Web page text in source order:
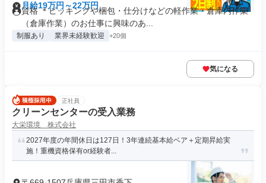
月給19万円～22万円
資格 ＊ピッキングや梱包・仕分けなどの軽作業・倉庫内作業
（倉庫作業）のお仕事に興味のあ...
制服あり 業界未経験歓迎 +20個
気になる
正社員
クリーンセンターの受入業務
大栄環境 株式会社
2027年度の年間休日は127日！3年連続基本給ベア＋定期昇給実
施！重機資格保有or経験者...